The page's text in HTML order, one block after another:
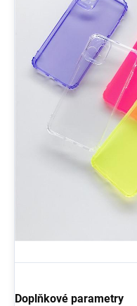
Doplňkové parametry